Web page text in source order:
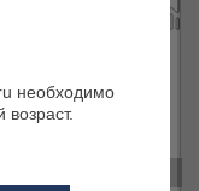
необходимо